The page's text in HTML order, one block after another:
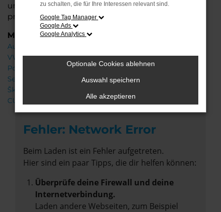
uns, Ihnen den perfekten Neuwagen zu
präsentieren!
Marken
Audi
VW
Porsche
Seat
Škoda
CUPRA
Fehler: Network Error
Beim Laden ist ein Fehler aufgetreten.
Hier sind ein paar Tipps, die dir helfen können:
Überprüfe deine Firewall und deine
Internetverbindung.
Laden andere Webseiten, zum Beispiel
zu schalten, die für Ihre Interessen relevant sind.
Google Tag Manager
Google Ads
Google Analytics
Optionale Cookies ablehnen
Auswahl speichern
Alle akzeptieren